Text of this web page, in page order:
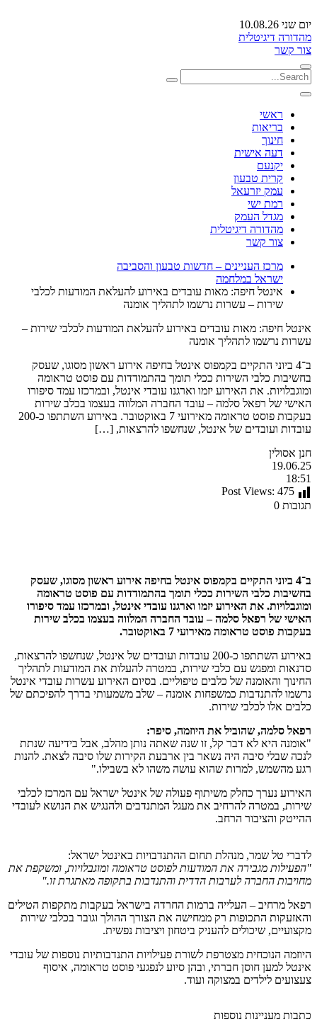
יום שני 10.08.26
מהדורה דיגיטלית
צור קשר
ראשי
בריאות
חינוך
דעה אישית
יקנעם
קרית טבעון
עמק יזרעאל
רמת ישי
מגדל העמק
מהדורה דיגיטלית
צור קשר
מרכז העניינים – חדשות טבעון והסביבה
ישראל במלחמה
אינטל חיפה: מאות עובדים באירוע להעלאת המודעות לכלבי
שירות – עשרות נרשמו לתהליך אומנה
אינטל חיפה: מאות עובדים באירוע להעלאת המודעות לכלבי שירות –
עשרות נרשמו לתהליך אומנה
ב־4 ביוני התקיים בקמפוס אינטל בחיפה אירוע ראשון מסוגו, שעסק
בחשיבות כלבי השירות ככלי תומך בהתמודדות עם פוסט טראומה
ומוגבלויות. את האירוע יזמו וארגנו עובדי אינטל, ובמרכזו עמד סיפורו
האישי של רפאל סלמה – עובד החברה המלווה בעצמו בכלב שירות
בעקבות פוסט טראומה מאירועי 7 באוקטובר. באירוע השתתפו כ-200
עובדות ועובדים של אינטל, שנחשפו להרצאות, […]
חנן אסולין
19.06.25
18:51
Post Views: 475
תגובות 0
ב־4 ביוני התקיים בקמפוס אינטל בחיפה אירוע ראשון מסוגו, שעסק
בחשיבות כלבי השירות ככלי תומך בהתמודדות עם פוסט טראומה
ומוגבלויות. את האירוע יזמו וארגנו עובדי אינטל, ובמרכזו עמד סיפורו
האישי של רפאל סלמה – עובד החברה המלווה בעצמו בכלב שירות
בעקבות פוסט טראומה מאירועי 7 באוקטובר
.
באירוע השתתפו כ-200 עובדות ועובדים של אינטל, שנחשפו להרצאות,
סדנאות ומפגש עם כלבי שירות, במטרה להעלות את המודעות לתהליך
החינוך והאומנה של כלבים טיפוליים. בסיום האירוע עשרות עובדי אינטל
נרשמו להתנדבות כמשפחות אומנה – שלב משמעותי בדרך להפיכתם של
כלבים אלו לכלבי שירות.
רפאל סלמה, שהוביל את היוזמה, סיפר:
"אומנה היא לא דבר קל, זו שנה שאתה נותן מהלב, אבל בידיעה שנתת
לנכה שבלי סיבה היה נשאר בין ארבעת הקירות שלו סיבה לצאת. להנות
רגע מהשמש, למרות שהוא עושה משהו לא בשבילו."
האירוע נערך כחלק משיתוף פעולה של אינטל ישראל עם המרכז לכלבי
שירות, במטרה להרחיב את מעגל המתנדבים ולהנגיש את הנושא לעובדי
ההייטק והציבור הרחב.
לדברי טל שמר, מנהלת תחום ההתנדבויות באינטל ישראל:
"הפעילות מגבירה את המודעות לפוסט טראומה ומוגבלויות, ומשקפת את
מחויבות החברה לערבות הדדית והתנדבות בתקופה מאתגרת זו."
רפאל מרחיב – העלייה ברמות החרדה בישראל בעקבות מתקפות הטילים
והאזעקות התכופות רק ממחישה את הצורך ההולך וגובר בכלבי שירות
מקצועיים, שיכולים להעניק ביטחון ויציבות נפשית.
היוזמה הנוכחית מצטרפת לשורת פעילויות התנדבותיות נוספות של עובדי
אינטל למען חוסן חברתי, ובהן סיוע לנפגעי פוסט טראומה, איסוף
צעצועים לילדים במצוקה ועוד.
כתבות מעניינות נוספות